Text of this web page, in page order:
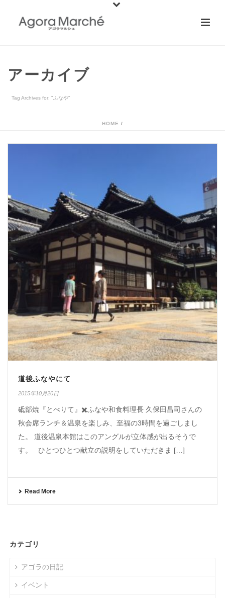
アーカイブ
Tag Archives for: "ふなや"
HOME /
道後ふなやにて
2015年10月20日
砥部焼『とべりて』✖️ふなや和食料理長 久保田昌司さんの
秋会席ランチ＆温泉を楽しみ、至福の3時間を過ごしまし
た。 道後温泉本館はこのアングルが立体感が出るそうで
す。 ひとつひとつ献立の説明をしていただきま […]
Read More
カテゴリ
アゴラの日記
イベント